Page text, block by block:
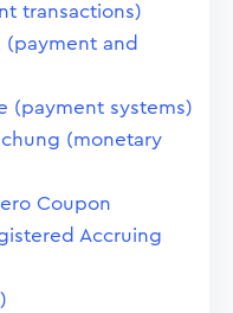
transactions)
(payment and
(payment systems)
(monetary
Coupon
Accruing